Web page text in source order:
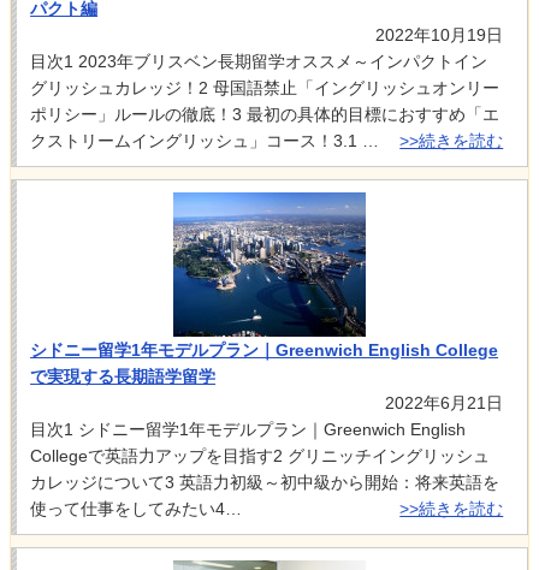
パクト編
2022年10月19日
目次1 2023年ブリスベン長期留学オススメ～インパクトイン
グリッシュカレッジ！2 母国語禁止「イングリッシュオンリー
ポリシー」ルールの徹底！3 最初の具体的目標におすすめ「エ
クストリームイングリッシュ」コース！3.1 …
>>続きを読む
シドニー留学1年モデルプラン｜Greenwich English College
で実現する長期語学留学
2022年6月21日
目次1 シドニー留学1年モデルプラン｜Greenwich English
Collegeで英語力アップを目指す2 グリニッチイングリッシュ
カレッジについて3 英語力初級～初中級から開始：将来英語を
使って仕事をしてみたい4…
>>続きを読む